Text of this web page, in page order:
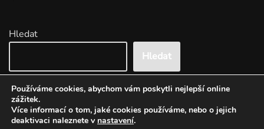
Hledat
Hledat
Používáme cookies, abychom vám poskytli nejlepší online
zážitek.
Více informací o tom, jaké cookies používáme, nebo o jejich
deaktivaci naleznete v nastavení.